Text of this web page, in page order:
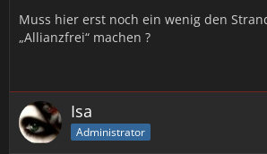
Muss hier erst noch ein wenig den
„Allianzfrei“ machen ?
Isa
Administrator